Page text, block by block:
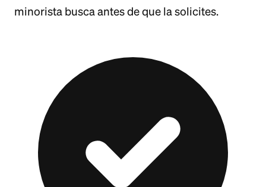
minorista busca antes de que la solicites.